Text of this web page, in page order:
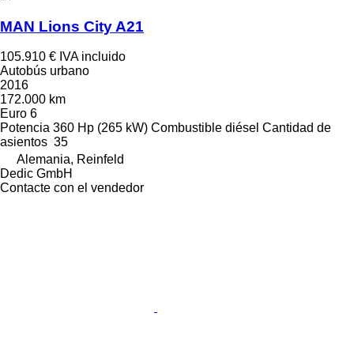
MAN Lions City A21
105.910 € IVA incluido
Autobús urbano
2016
172.000 km
Euro 6
Potencia 360 Hp (265 kW) Combustible diésel Cantidad de
asientos 35
Alemania, Reinfeld
Dedic GmbH
Contacte con el vendedor